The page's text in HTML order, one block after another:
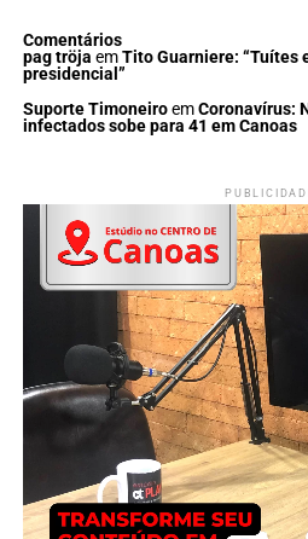
Comentários
pag tröja emTito Guarniere: “Tuítes
presidencial”
Suporte TimoneiroemCoronavírus:
infectados sobe para 41 em Canoas